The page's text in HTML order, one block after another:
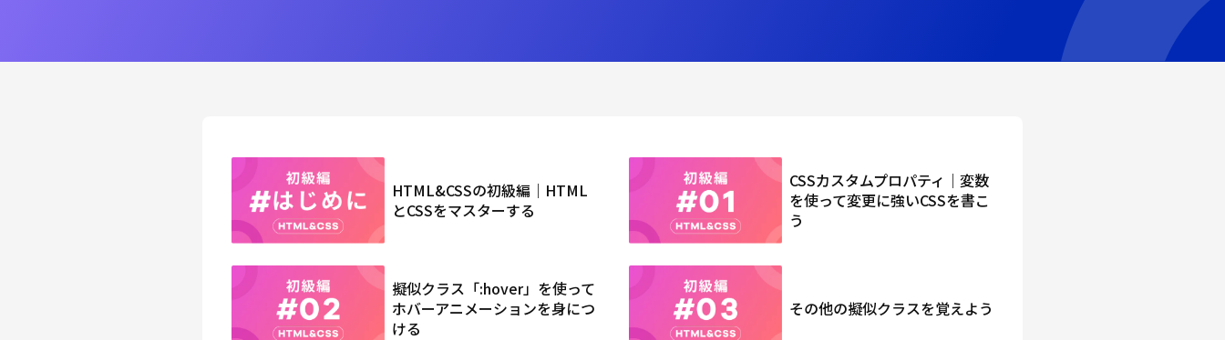
HTML&CSSの初級編｜HTML
とCSSをマスターする
CSSカスタムプロパティ｜変数
を使って変更に強いCSSを書こ
う
擬似クラス「:hover」を使って
ホバーアニメーションを身につ
ける
その他の擬似クラスを覚えよう